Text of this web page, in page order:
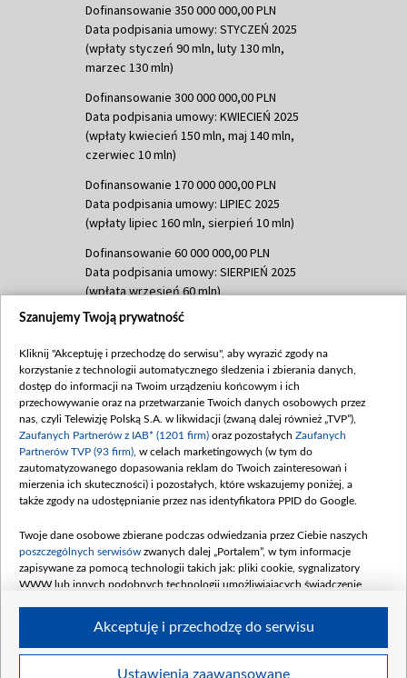
Dofinansowanie 350 000 000,00 PLN
Data podpisania umowy: STYCZEŃ 2025
(wpłaty styczeń 90 mln, luty 130 mln,
marzec 130 mln)
Dofinansowanie 300 000 000,00 PLN
Data podpisania umowy: KWIECIEŃ 2025
(wpłaty kwiecień 150 mln, maj 140 mln,
czerwiec 10 mln)
Dofinansowanie 170 000 000,00 PLN
Data podpisania umowy: LIPIEC 2025
(wpłaty lipiec 160 mln, sierpień 10 mln)
Dofinansowanie 60 000 000,00 PLN
Data podpisania umowy: SIERPIEŃ 2025
(wpłata wrzesień 60 mln)
Dofinansowanie 635 783 051,21 PLN
(wpłata wrzesień 100 mln, październik 350
mln, listopad 265 mln)
Dofinansowanie 48 862 000,00 PLN
Data podpisania umowy: GRUDZIEŃ 2025
(wpłata grudzień 60,548 mln)
Dofinansowanie 900 000 000,00 PLN
Data podpisania umowy: LUTY 2026 (wpłata
kwiecień 180 mln, 7 maja 180 mln, 8
czerwca 90 mln)
Dofinansowanie 250 000 000,00 PLN
4 sierpnia 250 mln
Szanujemy Twoją prywatność
Kliknij "Akceptuję i przechodzę do serwisu", aby wyrazić zgody na
korzystanie z technologii automatycznego śledzenia i zbierania danych,
dostęp do informacji na Twoim urządzeniu końcowym i ich
przechowywanie oraz na przetwarzanie Twoich danych osobowych przez
nas, czyli Telewizję Polską S.A. w likwidacji (zwaną dalej również „TVP”),
Zaufanych Partnerów z IAB* (1201 firm) oraz pozostałych Zaufanych
Partnerów TVP (93 firm) , w celach marketingowych (w tym do
zautomatyzowanego dopasowania reklam do Twoich zainteresowań i
mierzenia ich skuteczności) i pozostałych, które wskazujemy poniżej, a
także zgody na udostępnianie przez nas identyfikatora PPID do Google.
Twoje dane osobowe zbierane podczas odwiedzania przez Ciebie naszych
poszczególnych serwisów zwanych dalej „Portalem”, w tym informacje
zapisywane za pomocą technologii takich jak: pliki cookie, sygnalizatory
WWW lub innych podobnych technologii umożliwiających świadczenie
Twoje dane osobowe zbierane podczas odwiedzania przez Ciebie
Ustawienia zaawansowane
Akceptuję i przechodzę do serwisu